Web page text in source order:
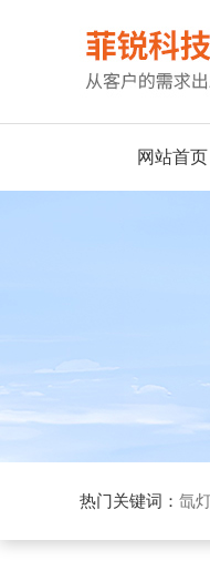
网站首页
热门关键词： 氙